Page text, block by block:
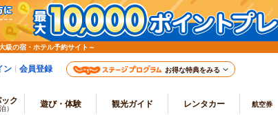
の宿・ホテル予約サイト～
ン 会員登録 お得な特典をみる
ク
） 遊び・体験 観光ガイド レンタカー 航空券